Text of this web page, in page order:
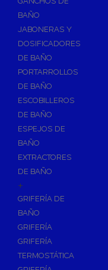
Accesorios y
Calderas y
Sistemas de
Estructuras de
Sistemas de
Sistemas de
Paneles
Inversores
Baterías
Estructuras
Fontanería
Aislamientos para
Accesorios para
Válvulas para Gas
BAÑO
JABONERAS Y
DOSIFICADORES
DE BAÑO
PORTARROLLOS
DE BAÑO
ESCOBILLEROS
DE BAÑO
ESPEJOS DE
BAÑO
EXTRACTORES
DE BAÑO
+
GRIFERÍA DE
BAÑO
GRIFERÍA
GRIFERÍA
TERMOSTÁTICA